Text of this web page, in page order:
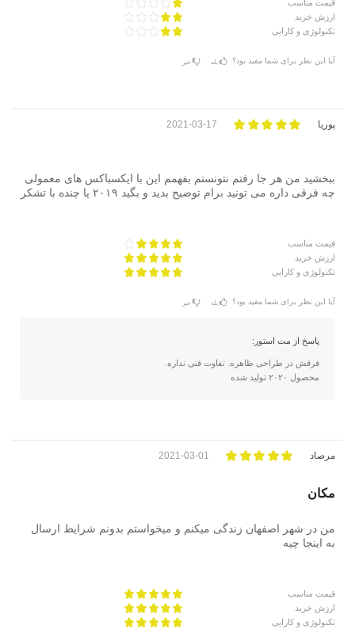
قیمت مناسب
ارزش خرید
تکنولوژی و کارایی
آیا این نظر برای شما مفید بود؟ بله خیر
پوریا 2021-03-17
ببخشید من هر جا رفتم نتونستم بفهمم این با ایکسباکس های معمولی
چه فرقی داره می تونید برام توضیح بدید و بگید ۲۰۱۹ یا چنده با تشکر
قیمت مناسب
ارزش خرید
تکنولوژی و کارایی
آیا این نظر برای شما مفید بود؟ بله خیر
پاسخ از مت استور:
فرقش در طراحی ظاهره. تفاوت فنی نداره.
محصول ۲۰۲۰ تولید شده
مرصاد 2021-03-01
مکان
من در شهر اصفهان زندگی میکنم و میخواستم بدونم شرایط ارسال
به اینجا چیه
قیمت مناسب
ارزش خرید
تکنولوژی و کارایی